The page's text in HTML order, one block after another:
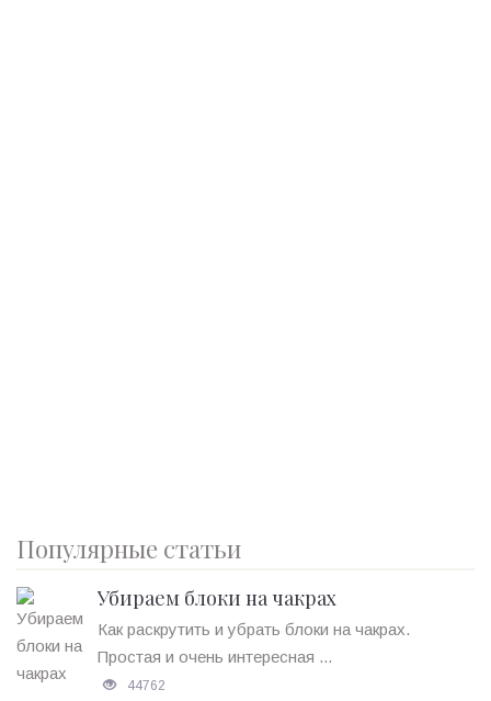
Популярные статьи
Убираем блоки на чакрах
Как раскрутить и убрать блоки на чакрах.
Простая и очень интересная ...
44762